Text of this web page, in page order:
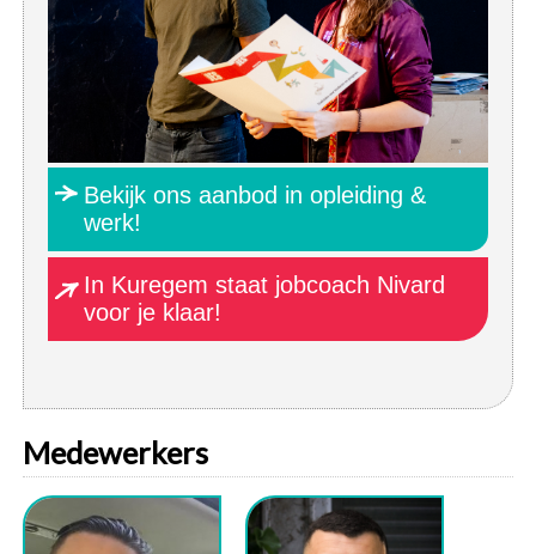
Bekijk ons aanbod in opleiding &
werk!
In Kuregem staat jobcoach Nivard
voor je klaar!
Medewerkers